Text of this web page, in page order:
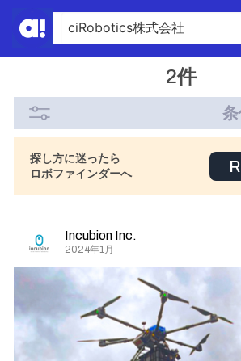
2件
探し方に迷ったら
ロボファインダーへ
Incubion Inc.
2024年1月